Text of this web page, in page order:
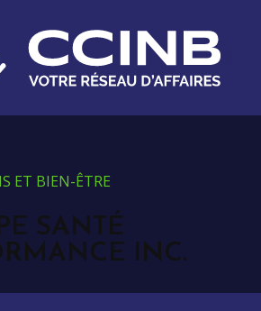
ET BIEN-ÊTRE
SANTÉ
INC.